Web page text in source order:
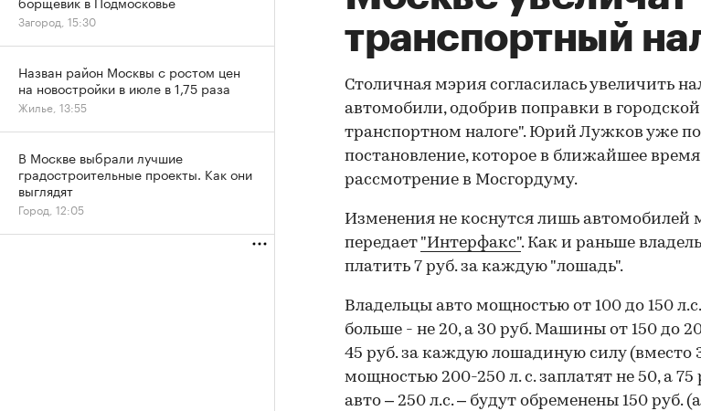
транспортный
Столичная мэрия согласилась увеличить
автомобили, одобрив поправки в
транспортном налоге". Юрий Лужков уже
постановление, которое в ближайшее
рассмотрение в Мосгордуму.
Изменения не коснутся лишь автомобилей
передает "Интерфакс". Как и раньше
платить 7 руб. за каждую "лошадь".
Владельцы авто мощностью от 100 до 150
больше - не 20, а 30 руб. Машины от 150 до
45 руб. за каждую лошадиную силу
мощностью 200-250 л. с. заплатят не 50, а
авто – 250 л.с. – будут обременены 150 руб.
Загород, 15:30
Назван район Москвы с ростом цен
на новостройки в июле в 1,75 раза
Жилье, 13:55
В Москве выбрали лучшие
градостроительные проекты. Как они
выглядят
Город, 12:05